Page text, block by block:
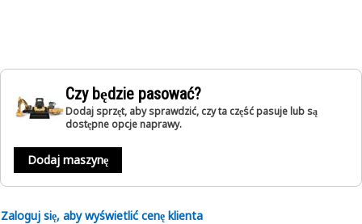
Czy będzie pasować?
Dodaj sprzęt, aby sprawdzić, czy ta część pasuje lub są
dostępne opcje naprawy.
Dodaj maszynę
Zaloguj się, aby wyświetlić cenę klienta